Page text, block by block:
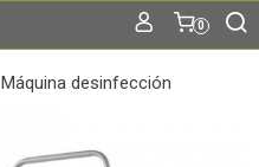
0
Máquina desinfección